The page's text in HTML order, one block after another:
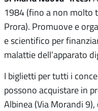
1984 (fino a non molto
Prora). Promuove e
e scientifico per
malattie dell’apparato
I biglietti per tutti i
possono acquistare in
Albinea (Via Morandi